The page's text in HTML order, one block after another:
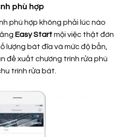
phù hợp
phù hợp không phải lúc nào
Easy Startmội việc thật đơn
lượng bát đĩa và mức độ bẩn,
đề xuất chương trình rửa phù
trình rửa bát.